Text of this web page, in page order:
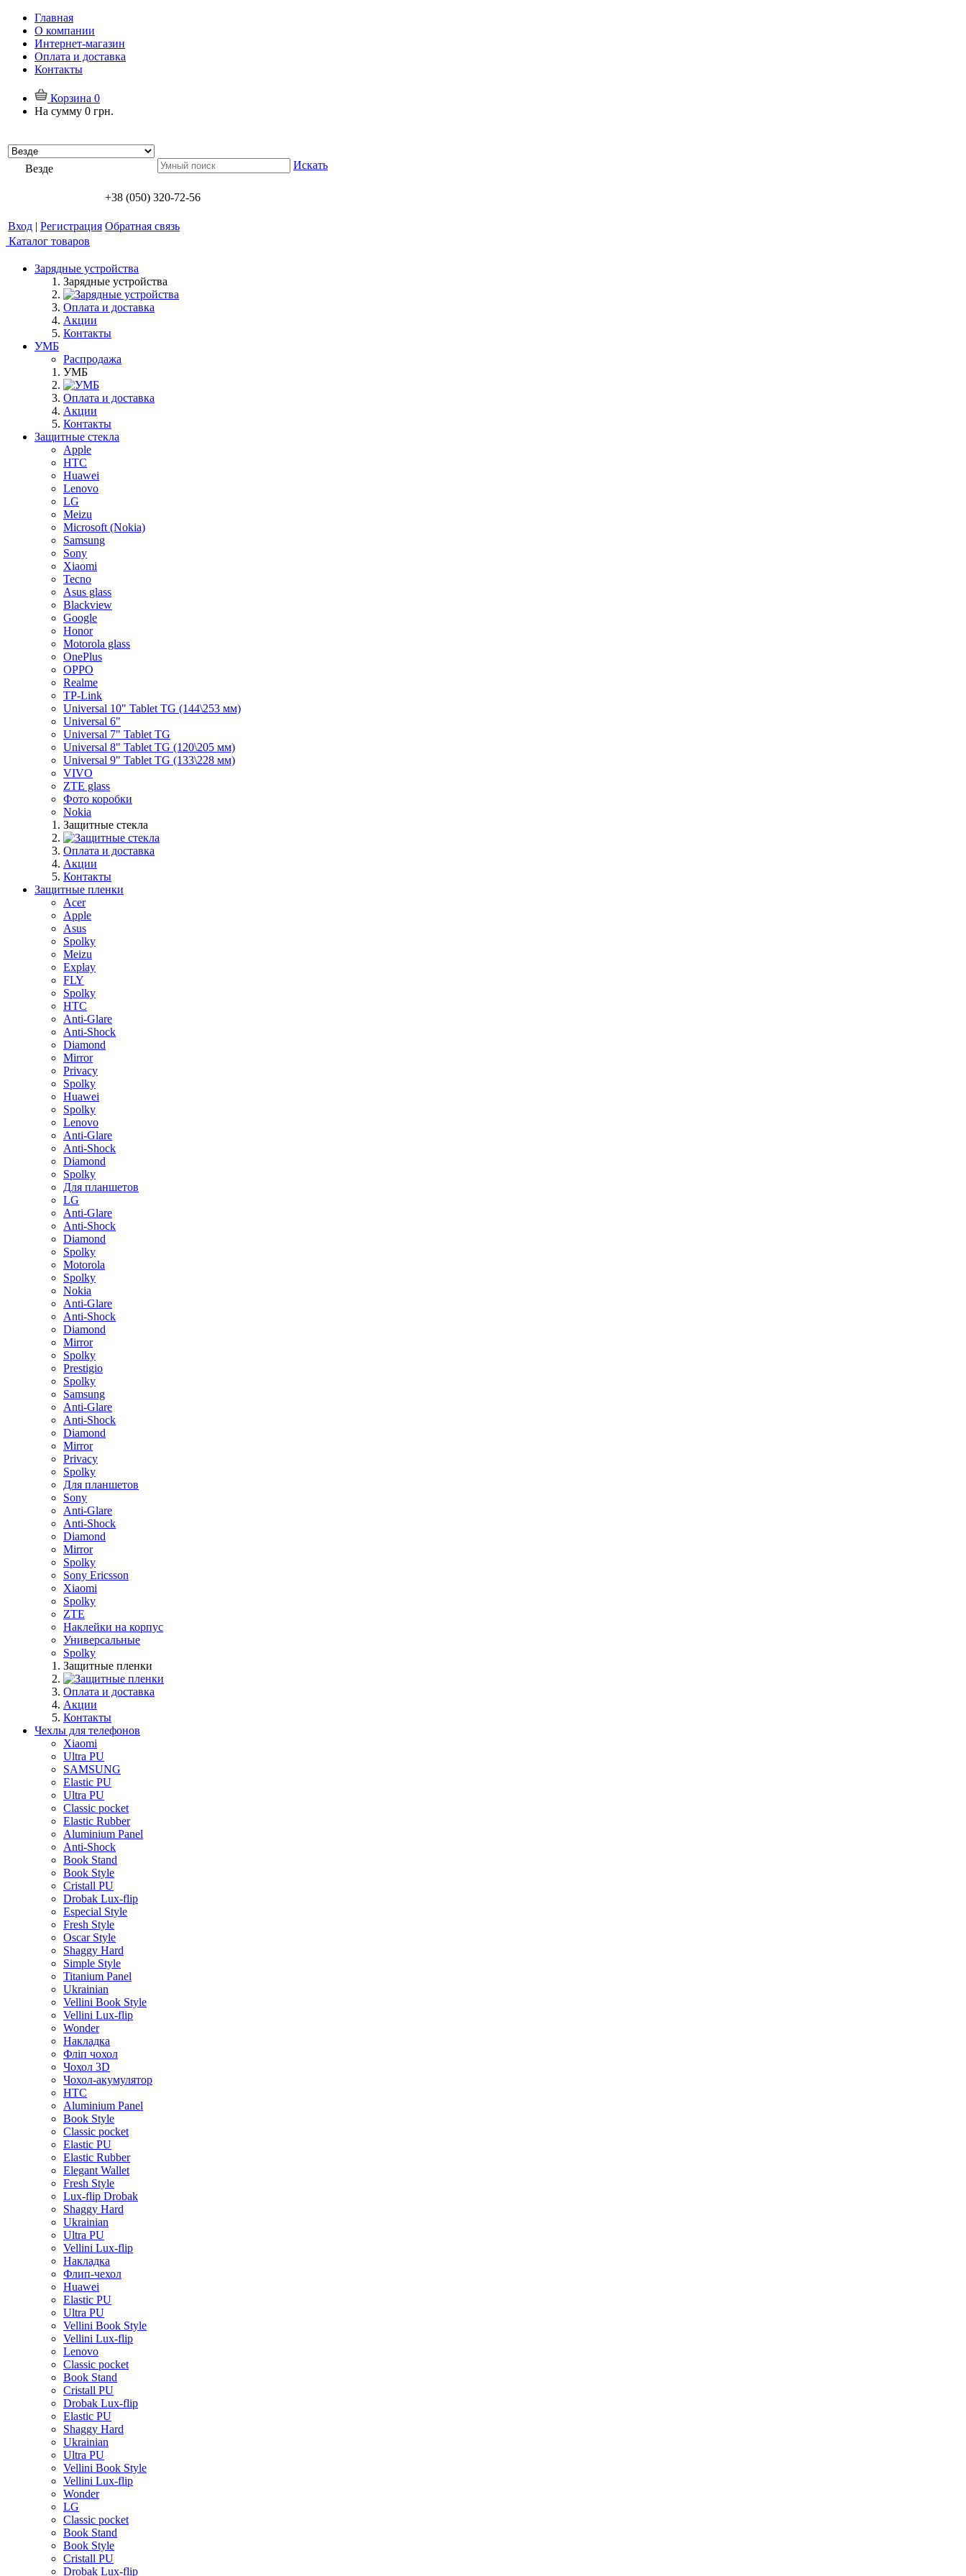
Главная
О компании
Интернет-магазин
Оплата и доставка
Контакты
Корзина 0
На сумму 0 грн.
Везде Искать
+38 (050) 320-72-56
Вход | Регистрация Обратная связь
Каталог товаров
Зарядные устройства
Зарядные устройства
Оплата и доставка
Акции
Контакты
УМБ
Распродажа
УМБ
Оплата и доставка
Акции
Контакты
Защитные стекла
Apple
HTC
Huawei
Lenovo
LG
Meizu
Microsoft (Nokia)
Samsung
Sony
Xiaomi
Tecno
Asus glass
Blackview
Google
Honor
Motorola glass
OnePlus
OPPO
Realme
TP-Link
Universal 10" Tablet TG (144\253 мм)
Universal 6"
Universal 7" Tablet TG
Universal 8" Tablet TG (120\205 мм)
Universal 9" Tablet TG (133\228 мм)
VIVO
ZTE glass
Фото коробки
Nokia
Защитные стекла
Оплата и доставка
Акции
Контакты
Защитные пленки
Acer
Apple
Asus
Spolky
Meizu
Explay
FLY
Spolky
HTC
Anti-Glare
Anti-Shock
Diamond
Mirror
Privacy
Spolky
Huawei
Spolky
Lenovo
Anti-Glare
Anti-Shock
Diamond
Spolky
Для планшетов
LG
Anti-Glare
Anti-Shock
Diamond
Spolky
Motorola
Spolky
Nokia
Anti-Glare
Anti-Shock
Diamond
Mirror
Spolky
Prestigio
Spolky
Samsung
Anti-Glare
Anti-Shock
Diamond
Mirror
Privacy
Spolky
Для планшетов
Sony
Anti-Glare
Anti-Shock
Diamond
Mirror
Spolky
Sony Ericsson
Xiaomi
Spolky
ZTE
Наклейки на корпус
Универсальные
Spolky
Защитные пленки
Оплата и доставка
Акции
Контакты
Чехлы для телефонов
Xiaomi
Ultra PU
SAMSUNG
Elastic PU
Ultra PU
Classic pocket
Elastic Rubber
Aluminium Panel
Anti-Shock
Book Stand
Book Style
Cristall PU
Drobak Lux-flip
Especial Style
Fresh Style
Oscar Style
Shaggy Hard
Simple Style
Titanium Panel
Ukrainian
Vellini Book Style
Vellini Lux-flip
Wonder
Накладка
Фліп чохол
Чохол 3D
Чохол-акумулятор
HTC
Aluminium Panel
Book Style
Classic pocket
Elastic PU
Elastic Rubber
Elegant Wallet
Fresh Style
Lux-flip Drobak
Shaggy Hard
Ukrainian
Ultra PU
Vellini Lux-flip
Накладка
Флип-чехол
Huawei
Elastic PU
Ultra PU
Vellini Book Style
Vellini Lux-flip
Lenovo
Classic pocket
Book Stand
Cristall PU
Drobak Lux-flip
Elastic PU
Shaggy Hard
Ukrainian
Ultra PU
Vellini Book Style
Vellini Lux-flip
Wonder
LG
Classic pocket
Book Stand
Book Style
Cristall PU
Drobak Lux-flip